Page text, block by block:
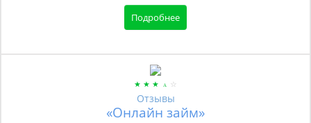
Подробнее
Отзывы
«Онлайн займ»